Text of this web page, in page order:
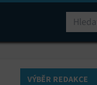
VÝBĚR REDAKCE